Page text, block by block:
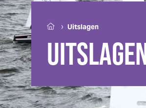
› Uitslagen